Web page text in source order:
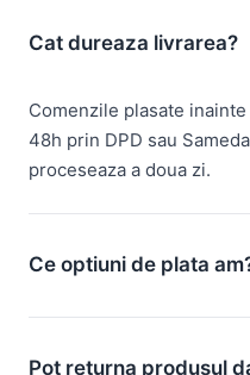
Cat dureaza livrarea?
Comenzile plasate
48h prin DPD sau
proceseaza a doua zi.
Ce optiuni de plata
Pot returna produsul